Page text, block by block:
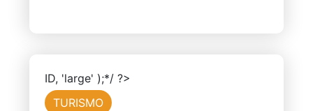
ID, 'large' );*/ ?>
TURISMO